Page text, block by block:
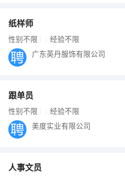
纸样师
性别不限 经验不限
广东英丹服饰有限公司
跟单员
性别不限 经验不限
美度实业有限公司
人事文员